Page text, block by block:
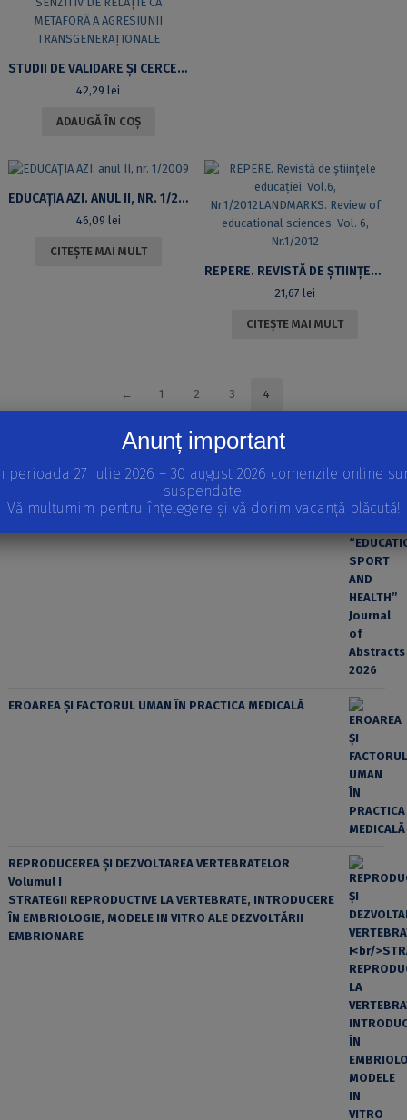
STUDII DE VALIDARE ȘI CERCETĂRI APLICATIVE ALE PSIHOTERAPIEI EXPERIENȚIALE A UNIFICĂRII TRANSGENERAȚIONALE (ÎN EDUCAȚIE, DEZVOLTARE PERSONALĂ ȘI CLINICĂ) STUDIUL I: DELIRUL SENZITIV DE RELAȚIE CA METAFORĂ A AGRESIUNII TRANSGENERAȚIONALE
42,29lei
ADAUGĂ ÎN COȘ
EDUCAȚIA AZI. ANUL II, NR. 1/2009
46,09 lei
CITEȘTE MAI MULT
REPERE. REVISTĂ DE ȘTIINȚELE EDUCAȚIEI. VOL.6, NR.1/2012LANDMARKS. REVIEW OF EDUCATIONAL SCIENCES. VOL. 6, NR.1/2012
21,67lei
CITEȘTE MAI MULT
← 1 2 3 4
INTERNATIONAL SCIENTIFIC CONFERENCE “EDUCATION,
SPORT AND HEALTH” Journal of Abstracts 2026
EROAREA ȘI FACTORUL UMAN ÎN PRACTICA MEDICALĂ
REPRODUCEREA ȘI DEZVOLTAREA VERTEBRATELOR
Volumul I
STRATEGII REPRODUCTIVE LA VERTEBRATE, INTRODUCERE
ÎN EMBRIOLOGIE, MODELE IN VITRO ALE DEZVOLTĂRII
EMBRIONARE
Anunț important
perioada 27 iulie 2026 – 30 august 2026 comenzile online
suspendate.
Vă mulțumim pentru înțelegere și vă dorim vacanță plăcută!